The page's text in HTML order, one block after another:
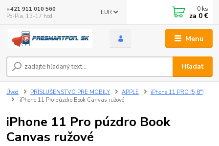
Menu
EUR
Hľadať
+421 911 010 560
Po-Pia, 13-17 hod.
0 ks
za 0 €
Úvod PRÍSLUŠENSTVO PRE MOBILY APPLE
iPhone 11 PRO (5,8")
iPhone 11 Pro púzdro Book Canvas ružové
iPhone 11 Pro púzdro Book
Canvas ružové